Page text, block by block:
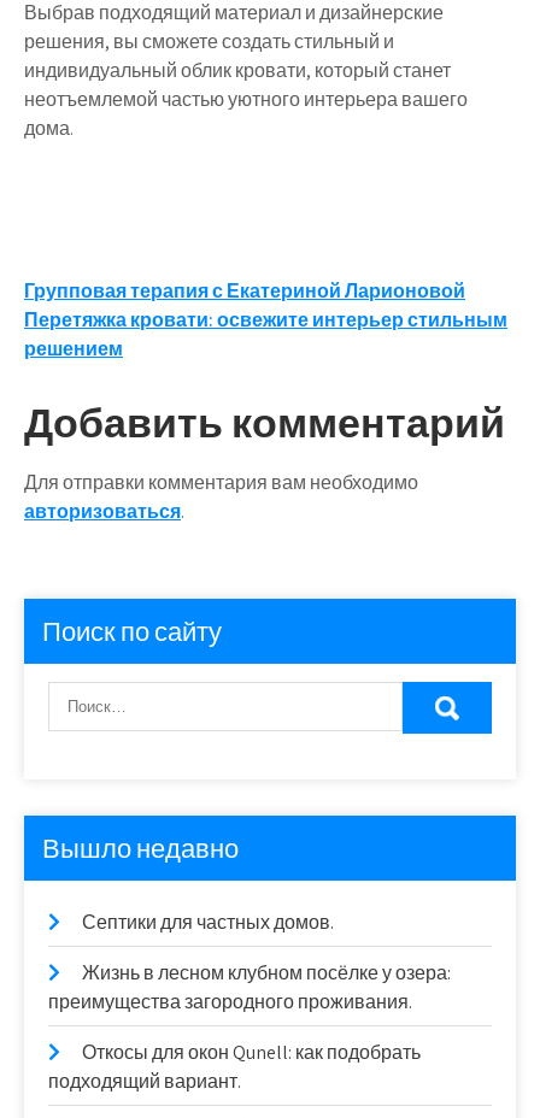
Выбрав подходящий материал и дизайнерские
решения, вы сможете создать стильный и
индивидуальный облик кровати, который станет
неотъемлемой частью уютного интерьера вашего
дома.
Навигация
по
Групповая терапия с Екатериной Ларионовой
Перетяжка кровати: освежите интерьер стильным
решением
Добавить комментарий
Для отправки комментария вам необходимо
авторизоваться.
Поиск по сайту
Вышло недавно
Септики для частных домов.
Жизнь в лесном клубном посёлке у озера:
преимущества загородного проживания.
Откосы для окон Qunell: как подобрать
подходящий вариант.